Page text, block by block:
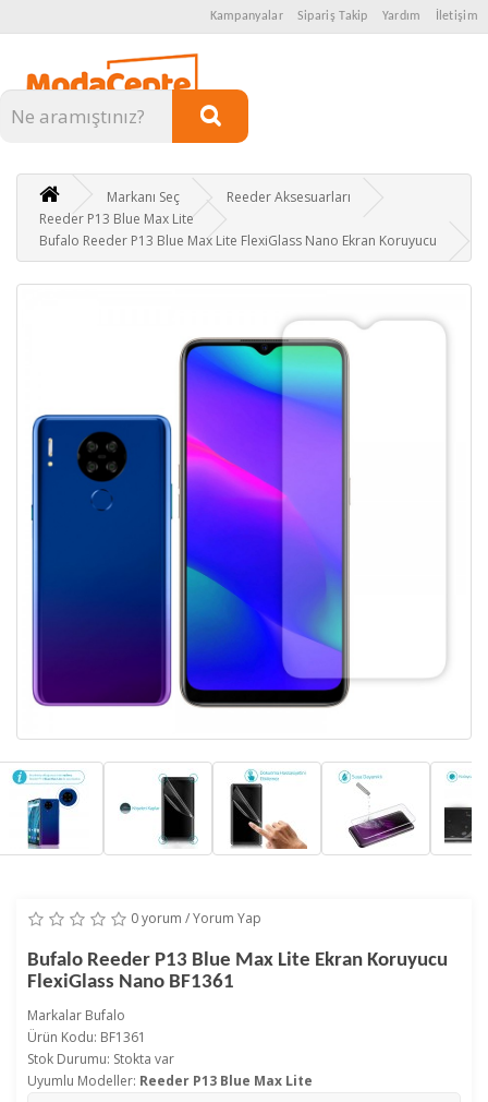
Kampanyalar Sipariş Takip Yardım İletişim
Kategoriler
Markanı Seç
Reeder Aksesuarları
Reeder P13 Blue Max Lite
Bufalo Reeder P13 Blue Max Lite FlexiGlass Nano Ekran Koruyucu
0 yorum /Yorum Yap
Bufalo Reeder P13 Blue Max Lite Ekran Koruyucu
FlexiGlass Nano BF1361
Markalar Bufalo
Ürün Kodu: BF1361
Stok Durumu: Stokta var
Uyumlu Modeller: Reeder P13 Blue Max Lite